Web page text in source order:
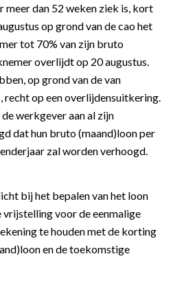
meer dan 52 weken ziek is, kort
op grond van de cao het
tot 70% van zijn bruto
overlijdt op 20 augustus.
op grond van de van
recht op een overlijdensuitkering.
werkgever aan al zijn
dat hun bruto (maand)loon per
zal worden verhoogd.
bij het bepalen van het loon
vrijstelling voor de eenmalige
te houden met de korting
en de toekomstige